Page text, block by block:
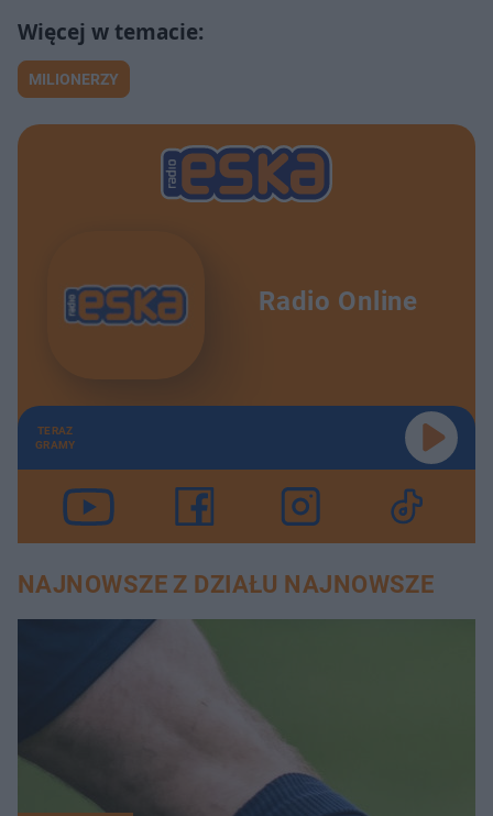
MILIONERZY
Radio Online
TERAZ
GRAMY
NAJNOWSZE Z DZIAŁU NAJNOWSZE